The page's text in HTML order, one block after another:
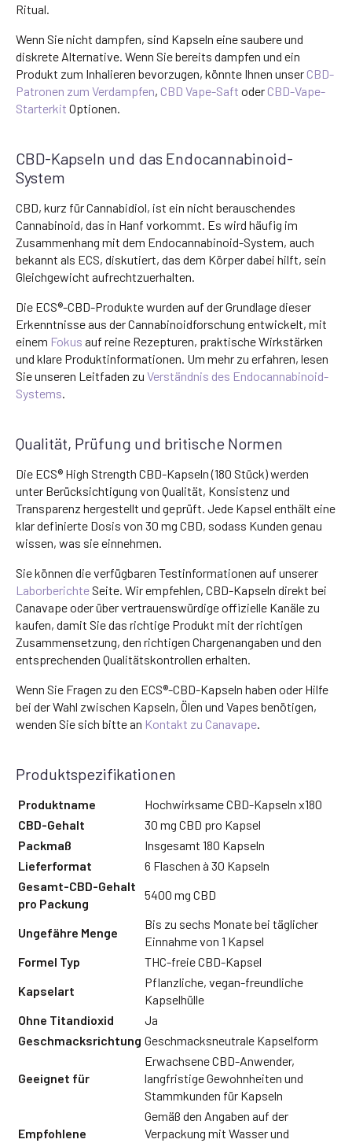
Ritual.
Wenn Sie nicht dampfen, sind Kapseln eine saubere und
diskrete Alternative. Wenn Sie bereits dampfen und ein
Produkt zum Inhalieren bevorzugen, könnte Ihnen unser CBD-
Patronen zum Verdampfen, CBD Vape-Saft oder CBD-Vape-
Starterkit Optionen.
CBD-Kapseln und das Endocannabinoid-
System
CBD, kurz für Cannabidiol, ist ein nicht berauschendes
Cannabinoid, das in Hanf vorkommt. Es wird häufig im
Zusammenhang mit dem Endocannabinoid-System, auch
bekannt als ECS, diskutiert, das dem Körper dabei hilft, sein
Gleichgewicht aufrechtzuerhalten.
Die ECS®-CBD-Produkte wurden auf der Grundlage dieser
Erkenntnisse aus der Cannabinoidforschung entwickelt, mit
einem Fokus auf reine Rezepturen, praktische Wirkstärken
und klare Produktinformationen. Um mehr zu erfahren, lesen
Sie unseren Leitfaden zu Verständnis des Endocannabinoid-
Systems.
Qualität, Prüfung und britische Normen
Die ECS® High Strength CBD-Kapseln (180 Stück) werden
unter Berücksichtigung von Qualität, Konsistenz und
Transparenz hergestellt und geprüft. Jede Kapsel enthält eine
klar definierte Dosis von 30 mg CBD, sodass Kunden genau
wissen, was sie einnehmen.
Sie können die verfügbaren Testinformationen auf unserer
Laborberichte Seite. Wir empfehlen, CBD-Kapseln direkt bei
Canavape oder über vertrauenswürdige offizielle Kanäle zu
kaufen, damit Sie das richtige Produkt mit der richtigen
Zusammensetzung, den richtigen Chargenangaben und den
entsprechenden Qualitätskontrollen erhalten.
Wenn Sie Fragen zu den ECS®-CBD-Kapseln haben oder Hilfe
bei der Wahl zwischen Kapseln, Ölen und Vapes benötigen,
wenden Sie sich bitte an Kontakt zu Canavape.
Produktspezifikationen
Produktname
Hochwirksame CBD-Kapseln x180
CBD-Gehalt
30 mg CBD pro Kapsel
Packmaß
Insgesamt 180 Kapseln
Lieferformat
6 Flaschen à 30 Kapseln
Gesamt-CBD-Gehalt
pro Packung
5400 mg CBD
Ungefähre Menge
Bis zu sechs Monate bei täglicher
Einnahme von 1 Kapsel
Formel Typ
THC-freie CBD-Kapsel
Kapselart
Pflanzliche, vegan-freundliche
Kapselhülle
Ohne Titandioxid
Ja
Geschmacksrichtung Geschmacksneutrale Kapselform
Geeignet für
Erwachsene CBD-Anwender,
langfristige Gewohnheiten und
Stammkunden für Kapseln
Empfohlene
Gemäß den Angaben auf der
Verpackung mit Wasser und